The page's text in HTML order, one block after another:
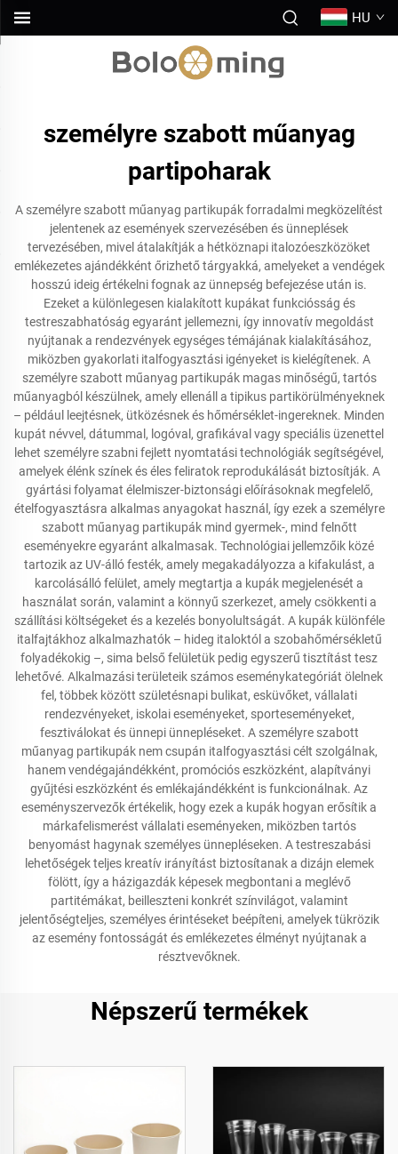
HU
személyre szabott műanyag
partipoharak
A személyre szabott műanyag partikupák forradalmi megközelítést
jelentenek az események szervezésében és ünneplések
tervezésében, mivel átalakítják a hétköznapi italozóeszközöket
emlékezetes ajándékként őrizhető tárgyakká, amelyeket a vendégek
hosszú ideig értékelni fognak az ünnepség befejezése után is.
Ezeket a különlegesen kialakított kupákat funkciósság és
testreszabhatóság egyaránt jellemezni, így innovatív megoldást
nyújtanak a rendezvények egységes témájának kialakításához,
miközben gyakorlati italfogyasztási igényeket is kielégítenek. A
személyre szabott műanyag partikupák magas minőségű, tartós
műanyagból készülnek, amely ellenáll a tipikus partikörülményeknek
– például leejtésnek, ütközésnek és hőmérséklet-ingereknek. Minden
kupát névvel, dátummal, logóval, grafikával vagy speciális üzenettel
lehet személyre szabni fejlett nyomtatási technológiák segítségével,
amelyek élénk színek és éles feliratok reprodukálását biztosítják. A
gyártási folyamat élelmiszer-biztonsági előírásoknak megfelelő,
ételfogyasztásra alkalmas anyagokat használ, így ezek a személyre
szabott műanyag partikupák mind gyermek-, mind felnőtt
eseményekre egyaránt alkalmasak. Technológiai jellemzőik közé
tartozik az UV-álló festék, amely megakadályozza a kifakulást, a
karcolásálló felület, amely megtartja a kupák megjelenését a
használat során, valamint a könnyű szerkezet, amely csökkenti a
szállítási költségeket és a kezelés bonyolultságát. A kupák különféle
italfajtákhoz alkalmazhatók – hideg italoktól a szobahőmérsékletű
folyadékokig –, sima belső felületük pedig egyszerű tisztítást tesz
lehetővé. Alkalmazási területeik számos eseménykategóriát ölelnek
fel, többek között születésnapi bulikat, esküvőket, vállalati
rendezvényeket, iskolai eseményeket, sporteseményeket,
fesztiválokat és ünnepi ünnepléseket. A személyre szabott
műanyag partikupák nem csupán italfogyasztási célt szolgálnak,
hanem vendégajándékként, promóciós eszközként, alapítványi
gyűjtési eszközként és emlékajándékként is funkcionálnak. Az
eseményszervezők értékelik, hogy ezek a kupák hogyan erősítik a
márkafelismerést vállalati eseményeken, miközben tartós
benyomást hagynak személyes ünnepléseken. A testreszabási
lehetőségek teljes kreatív irányítást biztosítanak a dizájn elemek
fölött, így a házigazdák képesek megbontani a meglévő
partitémákat, beilleszteni konkrét színvilágot, valamint
jelentőségteljes, személyes érintéseket beépíteni, amelyek tükrözik
az esemény fontosságát és emlékezetes élményt nyújtanak a
résztvevőknek.
Népszerű termékek